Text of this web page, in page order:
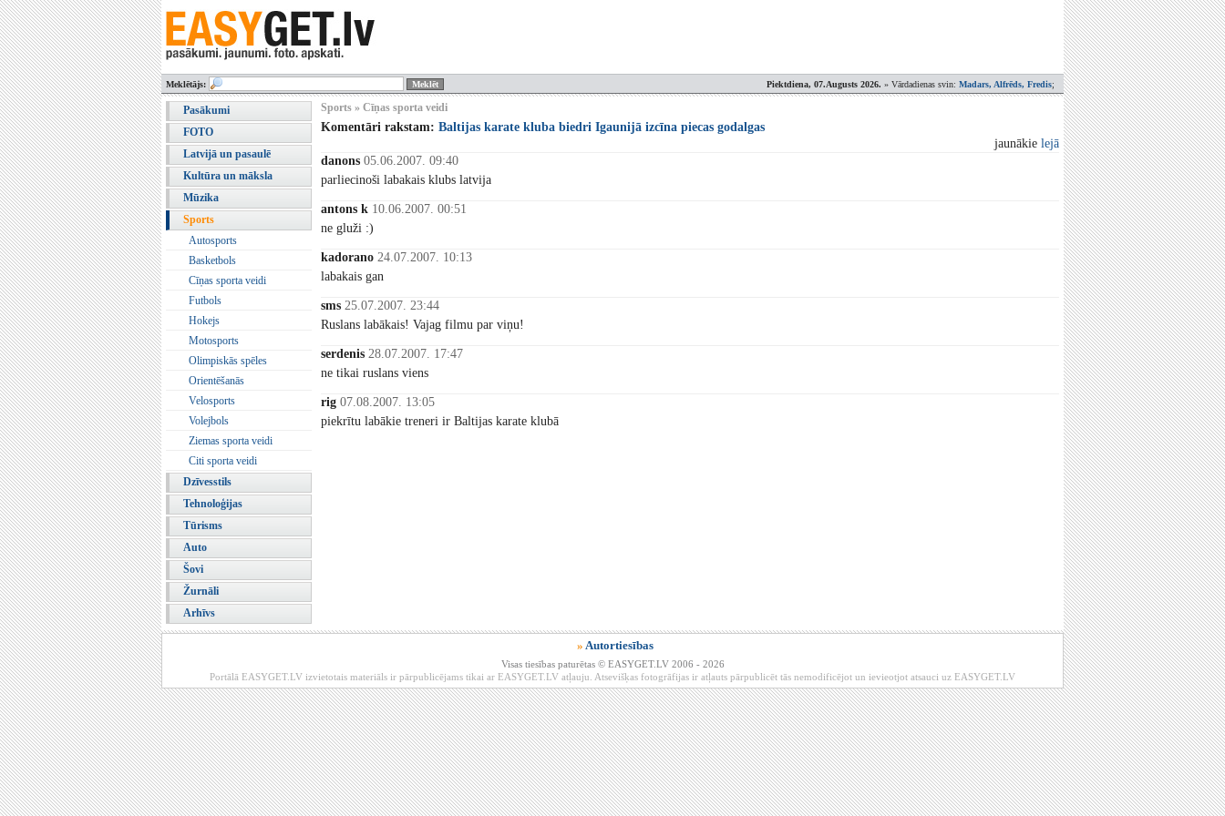
Piektdiena, 07.Augusts 2026. » Vārdadienas svin: Madars, Alfrēds, Fredis;
Meklētājs:
Pasākumi
FOTO
Latvijā un pasaulē
Kultūra un māksla
Mūzika
Sports
Autosports
Basketbols
Cīņas sporta veidi
Futbols
Hokejs
Motosports
Olimpiskās spēles
Orientēšanās
Velosports
Volejbols
Ziemas sporta veidi
Citi sporta veidi
Dzīvesstils
Tehnoloģijas
Tūrisms
Auto
Šovi
Žurnāli
Arhīvs
Sports » Cīņas sporta veidi
Komentāri rakstam: Baltijas karate kluba biedri Igaunijā izcīna piecas godalgas
jaunākie lejā
danons 05.06.2007. 09:40
parliecinoši labakais klubs latvija
antons k 10.06.2007. 00:51
ne gluži :)
kadorano 24.07.2007. 10:13
labakais gan
sms 25.07.2007. 23:44
Ruslans labākais! Vajag filmu par viņu!
serdenis 28.07.2007. 17:47
ne tikai ruslans viens
rig 07.08.2007. 13:05
piekrītu labākie treneri ir Baltijas karate klubā
» Autortiesības
Visas tiesības paturētas © EASYGET.LV 2006 - 2026
Portālā EASYGET.LV izvietotais materiāls ir pārpublicējams tikai ar EASYGET.LV atļauju. Atsevišķas fotogrāfijas ir atļauts pārpublicēt tās nemodificējot un ievieotjot atsauci uz EASYGET.LV